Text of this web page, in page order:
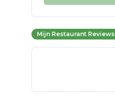
Mijn Restaurant Reviews